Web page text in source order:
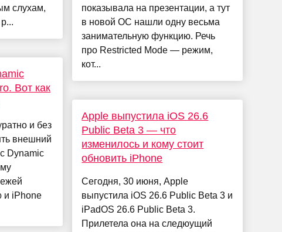
слухам,
Вот как
и без
внешний
Dynamic
и iPhone
показывала на презентации, а тут
в новой ОС нашли одну весьма
занимательную функцию. Речь
про Restricted Mode — режим,
кот...
Apple выпустила iOS 26.6
Public Beta 3 — что
изменилось и кому стоит
обновить iPhone
Сегодня, 30 июня, Apple
выпустила iOS 26.6 Public Beta 3 и
iPadOS 26.6 Public Beta 3.
Прилетела она на следюущий